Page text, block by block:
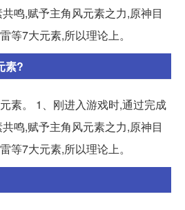
鸣,赋予主角风元素之力,原神目
等7大元素,所以理论上。
素?
素。 1、刚进入游戏时,通过完成
鸣,赋予主角风元素之力,原神目
等7大元素,所以理论上。